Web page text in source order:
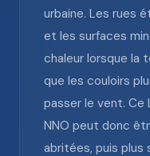
urbaine. Les rues
et les surfaces
chaleur lorsque la
que les couloirs
passer le vent. Ce
NNO peut donc
abritées, puis plus